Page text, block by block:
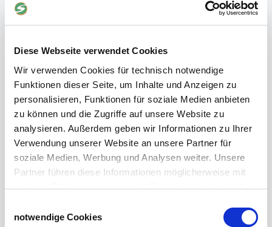
Diese Webseite verwendet Cookies
Wir verwenden Cookies für technisch notwendige
Funktionen dieser Seite, um Inhalte und Anzeigen zu
personalisieren, Funktionen für soziale Medien anbieten
zu können und die Zugriffe auf unsere Website zu
analysieren. Außerdem geben wir Informationen zu Ihrer
Verwendung unserer Website an unsere Partner für
soziale Medien, Werbung und Analysen weiter. Unsere
Partner führen diese Informationen möglicherweise mit
weiteren Daten zusammen, die Sie ihnen bereitgestellt
gesammelt haben.
notwendige Cookies
Produkte für die Landwirtschaft
Laufschienen
Verriegelungen für Schiebetore und Türen
Weidezaun
Weidezaun für Rinder
Wolfabwehr
Der Weidezaun nach dem Winter
Weidezaun selber bauen
Weidezaunlitzen
Torgriffe oder Torsysteme
Weidezaun Fehlersuche
Weidezaun für Pferde